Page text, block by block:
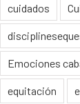
cuidados
Emociones
equitación